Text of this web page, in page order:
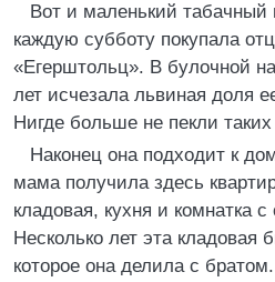
Вот и маленький табачный
каждую субботу покупала
«Егерштольц». В булочной
лет исчезала львиная доля
Нигде больше не пекли
Наконец она подходит к
мама получила здесь
кладовая, кухня и комнатка
Несколько лет эта
которое она делила с